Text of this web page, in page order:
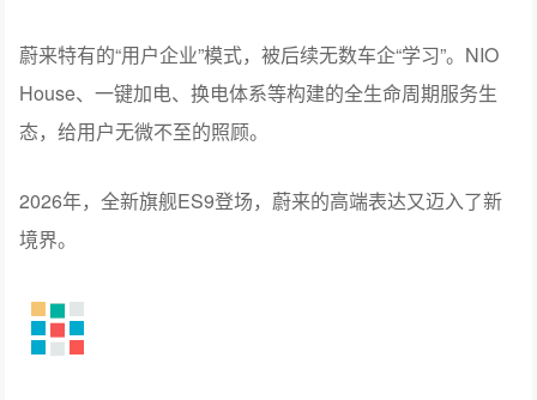
蔚来特有的“用户企业”模式，被后续无数车企“学习”。NIO
House、一键加电、换电体系等构建的全生命周期服务生
态，给用户无微不至的照顾。
2026年，全新旗舰ES9登场，蔚来的高端表达又迈入了新
境界。